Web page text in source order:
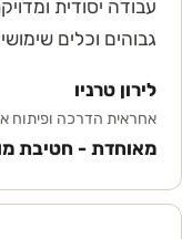
עבודה יסודית
גבוהים וכלים
לירון טרניו
אחראית הדרכה ופיתוח
מאוחדת - חטיבת